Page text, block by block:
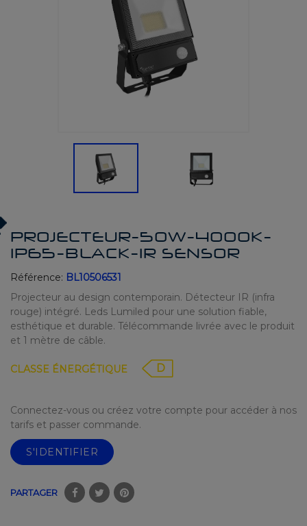
PROJECTEUR-50W-4000K-
IP65-BLACK-IR SENSOR
Référence: BL10506531
Projecteur au design contemporain. Détecteur IR (infra
rouge) intégré. Leds Lumiled pour une solution fiable,
esthétique et durable. Télécommande livrée avec le produit
et 1 mètre de câble.
CLASSE ÉNERGÉTIQUE D
Connectez-vous ou créez votre compte pour accéder à nos
tarifs et passer commande.
S'IDENTIFIER
PARTAGER